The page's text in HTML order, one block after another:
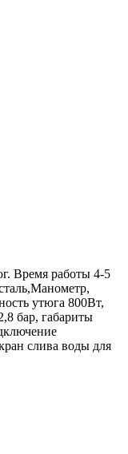
Время работы 4-5
утюга 800Вт,
бар, габариты
слива воды для